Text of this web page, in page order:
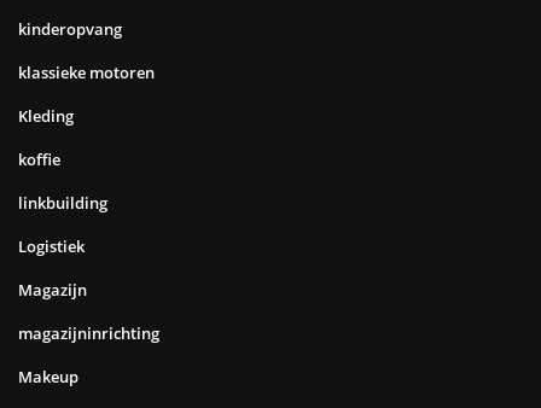
kinderopvang
klassieke motoren
Kleding
koffie
linkbuilding
Logistiek
Magazijn
magazijninrichting
Makeup